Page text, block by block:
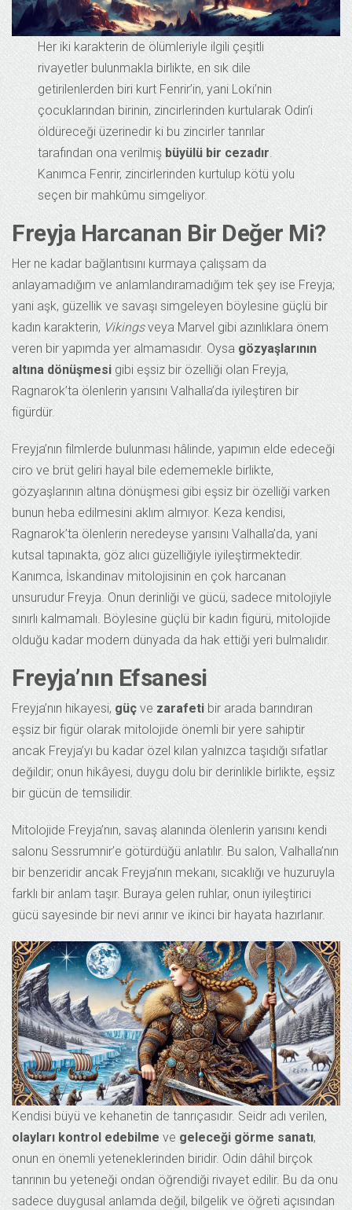
Her iki karakterin de ölümleriyle ilgili çeşitli
rivayetler bulunmakla birlikte, en sık dile
getirilenlerden biri kurt Fenrir’in, yani Loki’nin
çocuklarından birinin, zincirlerinden kurtularak Odin’i
öldüreceği üzerinedir ki bu zincirler tanrılar
tarafından ona verilmiş büyülü bir cezadır.
Kanımca Fenrir, zincirlerinden kurtulup kötü yolu
seçen bir mahkûmu simgeliyor.
Freyja Harcanan Bir Değer Mi?
Her ne kadar bağlantısını kurmaya çalışsam da
anlayamadığım ve anlamlandıramadığım tek şey ise Freyja;
yani aşk, güzellik ve savaşı simgeleyen böylesine güçlü bir
kadın karakterin, Vikingsveya Marvel gibi azınlıklara önem
veren bir yapımda yer almamasıdır. Oysa gözyaşlarının
altına dönüşmesi gibi eşsiz bir özelliği olan Freyja,
Ragnarok’ta ölenlerin yarısını Valhalla’da iyileştiren bir
figürdür.
Freyja’nın filmlerde bulunması hâlinde, yapımın elde edeceği
ciro ve brüt geliri hayal bile edememekle birlikte,
gözyaşlarının altına dönüşmesi gibi eşsiz bir özelliği varken
bunun heba edilmesini aklım almıyor. Keza kendisi,
Ragnarok’ta ölenlerin neredeyse yarısını Valhalla’da, yani
kutsal tapınakta, göz alıcı güzelliğiyle iyileştirmektedir.
Kanımca, İskandinav mitolojisinin en çok harcanan
unsurudur Freyja. Onun derinliği ve gücü, sadece mitolojiyle
sınırlı kalmamalı. Böylesine güçlü bir kadın figürü, mitolojide
olduğu kadar modern dünyada da hak ettiği yeri bulmalıdır.
Freyja’nın Efsanesi
Freyja’nın hikayesi, güç ve zarafeti bir arada barındıran
eşsiz bir figür olarak mitolojide önemli bir yere sahiptir
ancak Freyja’yı bu kadar özel kılan yalnızca taşıdığı sıfatlar
değildir; onun hikâyesi, duygu dolu bir derinlikle birlikte, eşsiz
bir gücün de temsilidir.
Mitolojide Freyja’nın, savaş alanında ölenlerin yarısını kendi
salonu Sessrumnir’e götürdüğü anlatılır. Bu salon, Valhalla’nın
bir benzeridir ancak Freyja’nın mekanı, sıcaklığı ve huzuruyla
farklı bir anlam taşır. Buraya gelen ruhlar, onun iyileştirici
gücü sayesinde bir nevi arınır ve ikinci bir hayata hazırlanır.
Kendisi büyü ve kehanetin de tanrıçasıdır. Seidr adı verilen,
olayları kontrol edebilme ve geleceği görme sanatı,
onun en önemli yeteneklerinden biridir. Odin dâhil birçok
tanrının bu yeteneği ondan öğrendiği rivayet edilir. Bu da onu
sadece duygusal anlamda değil, bilgelik ve öğreti açısından